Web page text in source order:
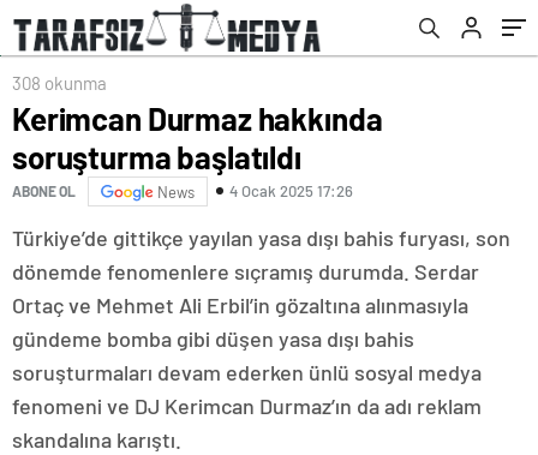
308 okunma
Kerimcan Durmaz hakkında
soruşturma başlatıldı
ABONE OL News 4 Ocak 2025 17:26
Türkiye’de gittikçe yayılan yasa dışı bahis furyası, son
dönemde fenomenlere sıçramış durumda. Serdar
Ortaç ve Mehmet Ali Erbil’in gözaltına alınmasıyla
gündeme bomba gibi düşen yasa dışı bahis
soruşturmaları devam ederken ünlü sosyal medya
fenomeni ve DJ Kerimcan Durmaz’ın da adı reklam
skandalına karıştı.